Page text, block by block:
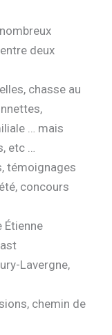
deux
chasse au
… mais
etc …
témoignages
concours
Étienne
Lavergne,
chemin de